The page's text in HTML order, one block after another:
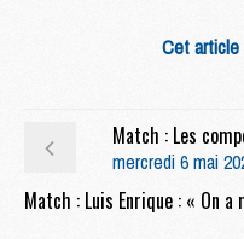
Cet article
mercredi 6 mai